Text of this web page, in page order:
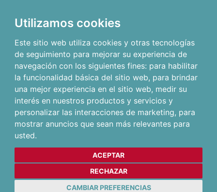
Utilizamos cookies
Este sitio web utiliza cookies y otras tecnologías
de seguimiento para mejorar su experiencia de
navegación con los siguientes fines: para habilitar
la funcionalidad básica del sitio web, para brindar
una mejor experiencia en el sitio web, medir su
interés en nuestros productos y servicios y
personalizar las interacciones de marketing, para
mostrar anuncios que sean más relevantes para
usted.
ACEPTAR
RECHAZAR
CAMBIAR PREFERENCIAS